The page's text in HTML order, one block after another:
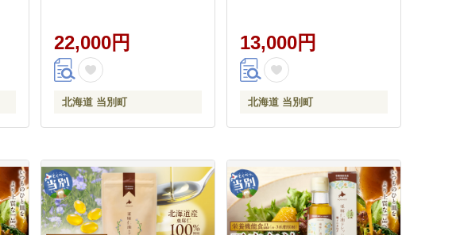
22,000円
北海道 当別町
13,000円
北海道 当別町